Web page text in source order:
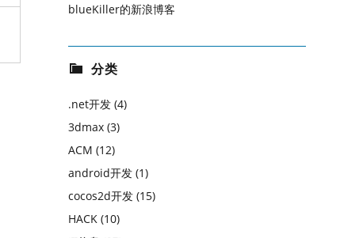
blueKiller的新浪博客
分类
.net开发 (4)
3dmax (3)
ACM (12)
android开发 (1)
cocos2d开发 (15)
HACK (10)